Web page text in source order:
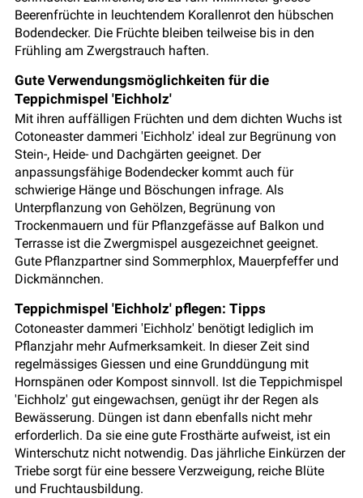
Beerenfrüchte in leuchtendem Korallenrot den hübschen
Bodendecker. Die Früchte bleiben teilweise bis in den
Frühling am Zwergstrauch haften.
Gute Verwendungsmöglichkeiten für die
Teppichmispel 'Eichholz'
Mit ihren auffälligen Früchten und dem dichten Wuchs ist
Cotoneaster dammeri 'Eichholz' ideal zur Begrünung von
Stein-, Heide- und Dachgärten geeignet. Der
anpassungsfähige Bodendecker kommt auch für
schwierige Hänge und Böschungen infrage. Als
Unterpflanzung von Gehölzen, Begrünung von
Trockenmauern und für Pflanzgefässe auf Balkon und
Terrasse ist die Zwergmispel ausgezeichnet geeignet.
Gute Pflanzpartner sind Sommerphlox, Mauerpfeffer und
Dickmännchen.
Teppichmispel 'Eichholz' pflegen: Tipps
Cotoneaster dammeri 'Eichholz' benötigt lediglich im
Pflanzjahr mehr Aufmerksamkeit. In dieser Zeit sind
regelmässiges Giessen und eine Grunddüngung mit
Hornspänen oder Kompost sinnvoll. Ist die Teppichmispel
'Eichholz' gut eingewachsen, genügt ihr der Regen als
Bewässerung. Düngen ist dann ebenfalls nicht mehr
erforderlich. Da sie eine gute Frosthärte aufweist, ist ein
Winterschutz nicht notwendig. Das jährliche Einkürzen der
Triebe sorgt für eine bessere Verzweigung, reiche Blüte
und Fruchtausbildung.